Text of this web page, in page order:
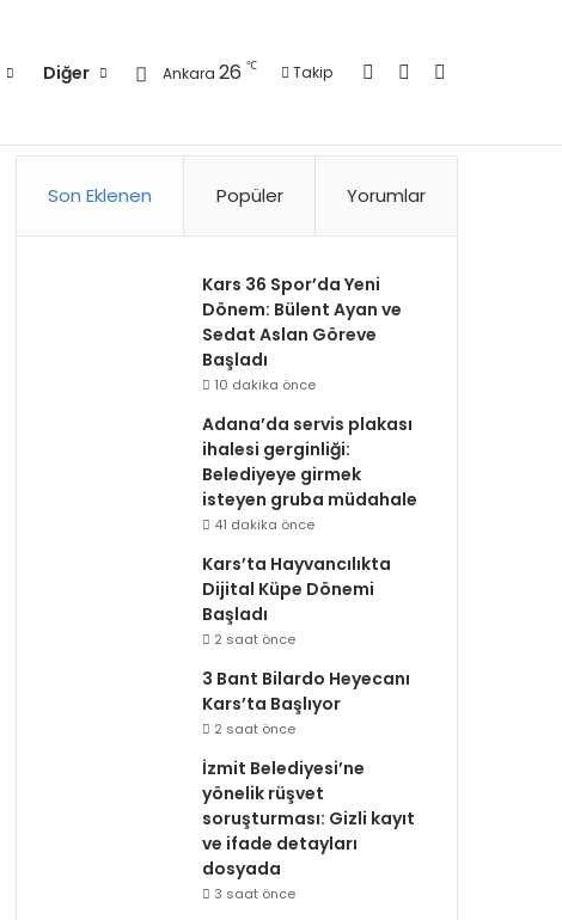
Diğer Ankara 26 ℃ Takip Kayıt OlKenar Bölmesi
Son Eklenen Popüler Yorumlar
Kars 36 Spor’da Yeni
Dönem: Bülent Ayan ve
Sedat Aslan Göreve
Başladı
10 dakika önce
Adana’da servis plakası
ihalesi gerginliği:
Belediyeye girmek
isteyen gruba müdahale
41 dakika önce
Kars’ta Hayvancılıkta
Dijital Küpe Dönemi
Başladı
2 saat önce
3 Bant Bilardo Heyecanı
Kars’ta Başlıyor
2 saat önce
İzmit Belediyesi’ne
yönelik rüşvet
soruşturması: Gizli kayıt
ve ifade detayları
dosyada
3 saat önce